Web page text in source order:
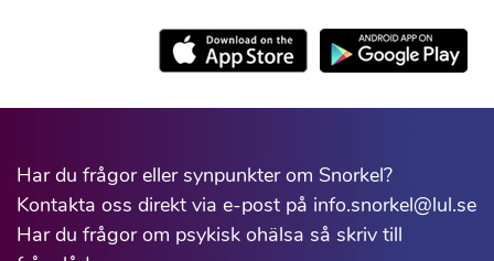
Har du frågor eller synpunkter om Snorkel?
Kontakta oss direkt via e-post på info.snorkel@lul.se
Har du frågor om psykisk ohälsa så skriv till